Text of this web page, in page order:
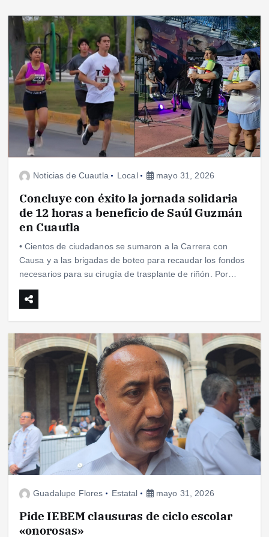
Noticias de Cuautla Local mayo 31, 2026
Concluye con éxito la jornada solidaria
de 12 horas a beneficio de Saúl Guzmán
en Cuautla
• Cientos de ciudadanos se sumaron a la Carrera con
Causa y a las brigadas de boteo para recaudar los fondos
necesarios para su cirugía de trasplante de riñón. Por…
Guadalupe Flores Estatal mayo 31, 2026
Pide IEBEM clausuras de ciclo escolar
«onorosas»